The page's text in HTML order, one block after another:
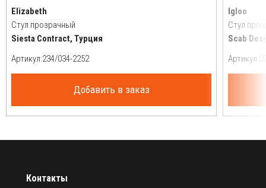
Elizabeth
Стул прозрачный
Siesta Contract, Турция
Артикул:
Добавить в заказ
Igloo
Стул
Scab
Артикул:
Контакты